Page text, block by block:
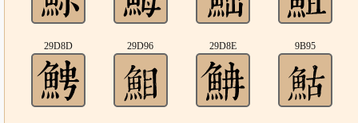
29D8D 29D96 29D8E 9B95